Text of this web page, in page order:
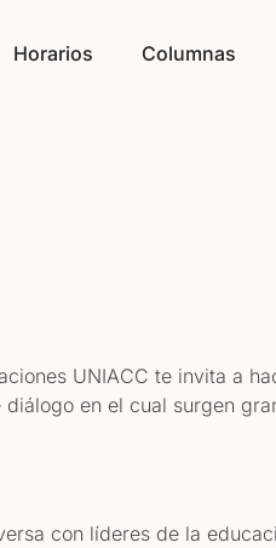
Horarios
Columnas
UNIACC te invita a
en el cual surgen
con líderes de la